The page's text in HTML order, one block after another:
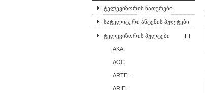
ტელევიზორის ნათურები
სატელიტური ანტენის პულტები
ტელევიზორის პულტები
AKAI
AОС
ARTEL
ARIELI